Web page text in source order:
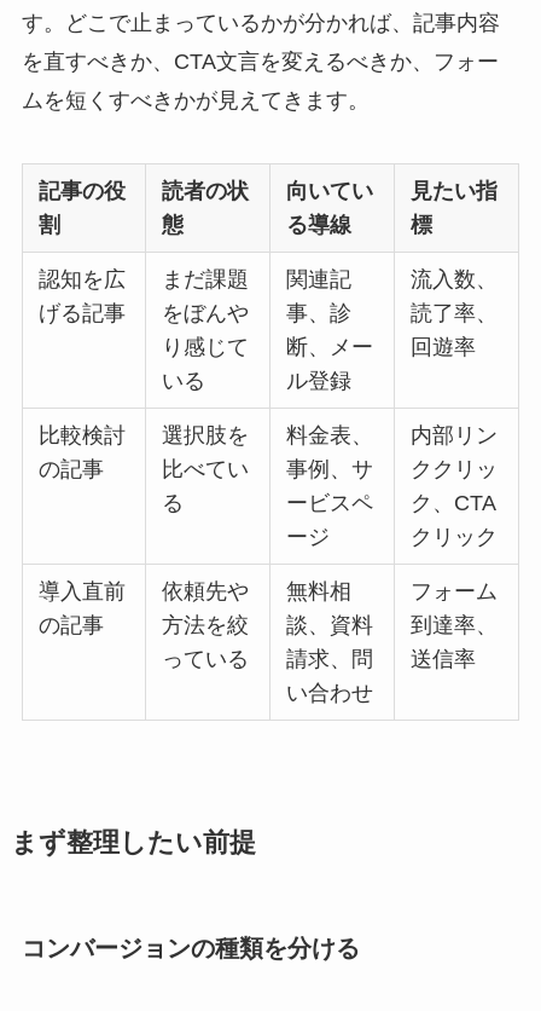
す。どこで止まっているかが分かれば、記事内容
を直すべきか、CTA文言を変えるべきか、フォー
ムを短くすべきかが見えてきます。
記事の役
割
読者の状
態
向いてい
る導線
見たい指
標
認知を広
げる記事
まだ課題
をぼんや
り感じて
いる
関連記
事、診
断、メー
ル登録
流入数、
読了率、
回遊率
比較検討
の記事
選択肢を
比べてい
る
料金表、
事例、サ
ービスペ
ージ
内部リン
ククリッ
ク、CTA
クリック
導入直前
の記事
依頼先や
方法を絞
っている
無料相
談、資料
請求、問
い合わせ
フォーム
到達率、
送信率
まず整理したい前提
コンバージョンの種類を分ける